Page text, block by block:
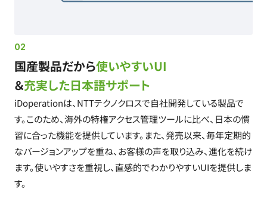
02
国産製品だから使いやすいUI
＆充実した日本語サポート
iDoperationは、NTTテクノクロスで自社開発している製品で
す。このため、海外の特権アクセス管理ツールに比べ、日本の慣
習に合った機能を提供しています。また、発売以来、毎年定期的
なバージョンアップを重ね、お客様の声を取り込み、進化を続け
ます。使いやすさを重視し、直感的でわかりやすいUIを提供しま
す。